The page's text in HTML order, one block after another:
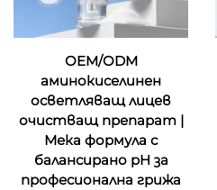
OEM/ODM
аминокиселинен
осветляващ лицев
очистващ препарат |
Мека формула с
балансирано pH за
професионална грижа